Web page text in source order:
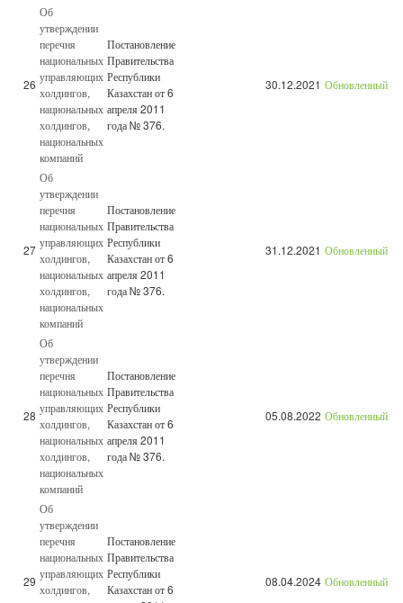
26
Об
утверждении
перечня
национальных
управляющих
холдингов,
национальных
холдингов,
национальных
компаний
Постановление
Правительства
Республики
Казахстан от 6
апреля 2011
года № 376.
30.12.2021 Обновленный
27
Об
утверждении
перечня
национальных
управляющих
холдингов,
национальных
холдингов,
национальных
компаний
Постановление
Правительства
Республики
Казахстан от 6
апреля 2011
года № 376.
31.12.2021 Обновленный
28
Об
утверждении
перечня
национальных
управляющих
холдингов,
национальных
холдингов,
национальных
компаний
Постановление
Правительства
Республики
Казахстан от 6
апреля 2011
года № 376.
05.08.2022 Обновленный
29
Об
утверждении
перечня
национальных
управляющих
холдингов,
Постановление
Правительства
Республики
Казахстан от 6
08.04.2024 Обновленный